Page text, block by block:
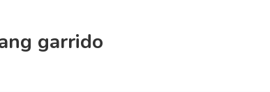
garrido